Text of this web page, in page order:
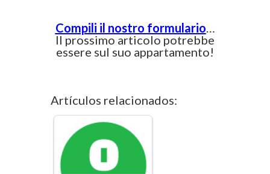
Compili il nostro formulario
Il prossimo articolo potrebbe
essere sul suo appartamento!
Artículos relacionados: